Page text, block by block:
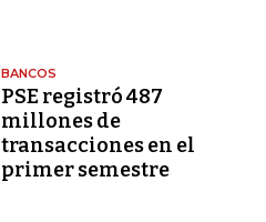
BANCOS
PSE registró 487
millones de
transacciones en el
primer semestre